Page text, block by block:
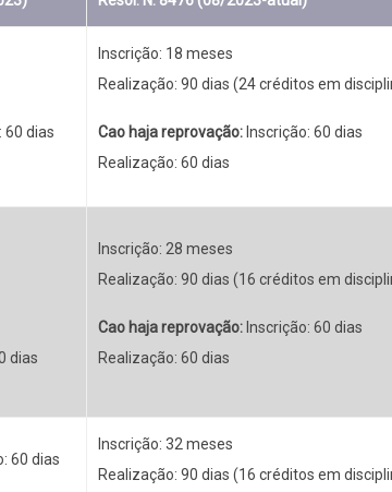
60 dias
Inscrição: 18 meses
Realização: 90 dias (24 créditos em
Cao haja reprovação: Inscrição: 60 dias
Realização: 60 dias
dias
Inscrição: 28 meses
Realização: 90 dias (16 créditos em
Cao haja reprovação: Inscrição: 60 dias
Realização: 60 dias
60 dias
Inscrição: 32 meses
Realização: 90 dias (16 créditos em